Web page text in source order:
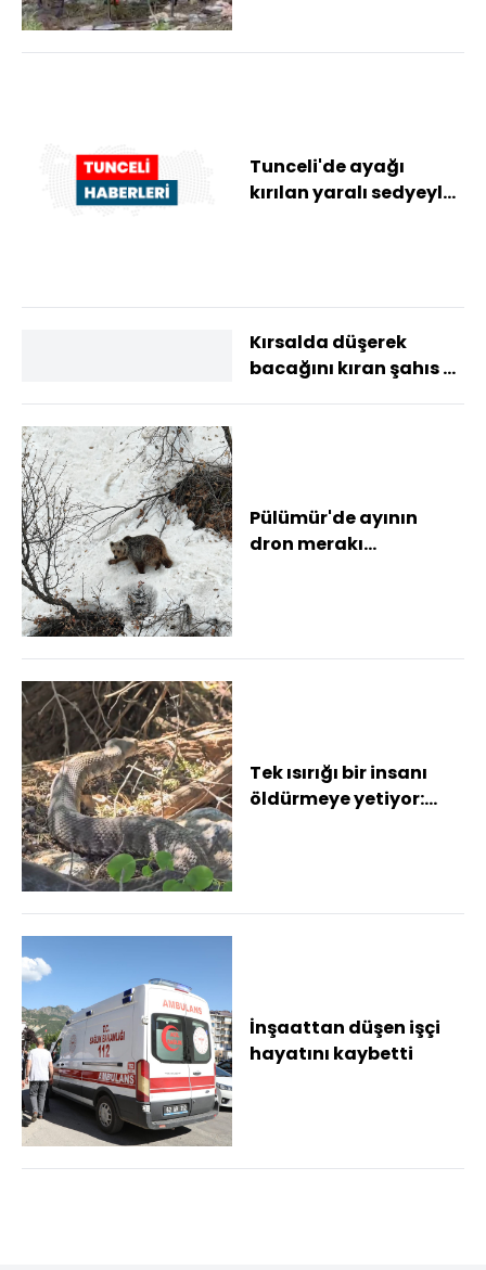
Tunceli'de ayağı
kırılan yaralı sedyeyle
Kırsalda düşerek
bacağını kıran şahıs 5
Pülümür'de ayının
dron merakı
Tek ısırığı bir insanı
öldürmeye yetiyor:
İnşaattan düşen işçi
hayatını kaybetti